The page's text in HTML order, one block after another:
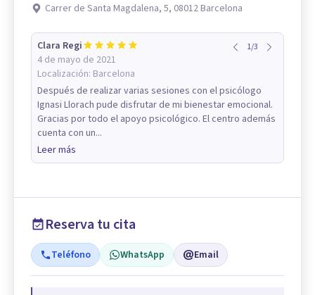
Carrer de Santa Magdalena, 5, 08012 Barcelona
Clara Regi
4 de mayo de 2021
Localización: Barcelona
1/3
Después de realizar varias sesiones con el psicólogo
Ignasi Llorach pude disfrutar de mi bienestar emocional.
Gracias por todo el apoyo psicológico. El centro además
cuenta con un...
Leer más
Reserva tu cita
Teléfono WhatsApp Email